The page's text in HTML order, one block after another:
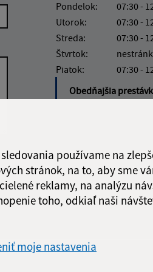
používame na
stránok, na to, aby sme
reklamy, na analýzu
toho, odkiaľ naši
moje nastavenia
Pondelok:
07:30 -
Utorok:
07:30 -
Streda:
07:30 -
Štvrtok:
Piatok:
07:30 -
Obedňajšia